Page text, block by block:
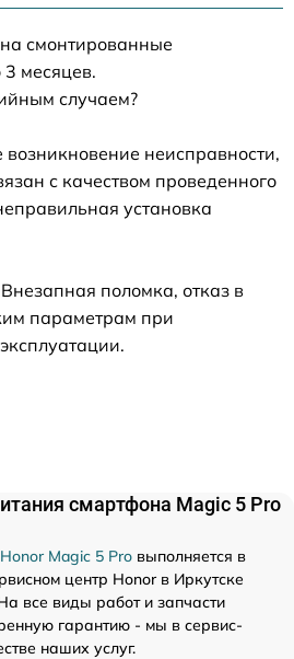
смонтированные
месяцев.
случаем?
неисправности,
с качеством проведенного
установка
поломка, отказ в
параметрам при
смартфона Magic 5 Pro
Magic 5 Pro выполняется в
центр Honor в Иркутске
все виды работ и запчасти
гарантию - мы в сервис-
наших услуг.